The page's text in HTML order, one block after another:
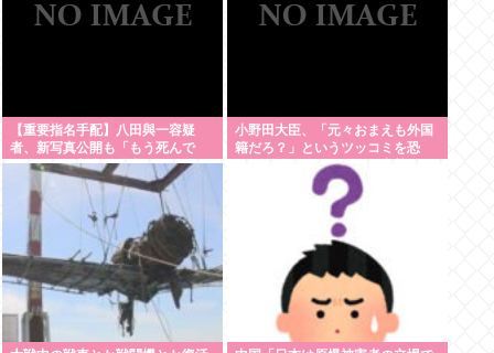
【重要指名手配】八田與一容疑
者、新写真公開も「もう死んで
る」ネット断定の理由
小野田大臣、「元々おまえも外国
籍だろ？」というツッコミを恐
れ、海外メディアを全員出禁に